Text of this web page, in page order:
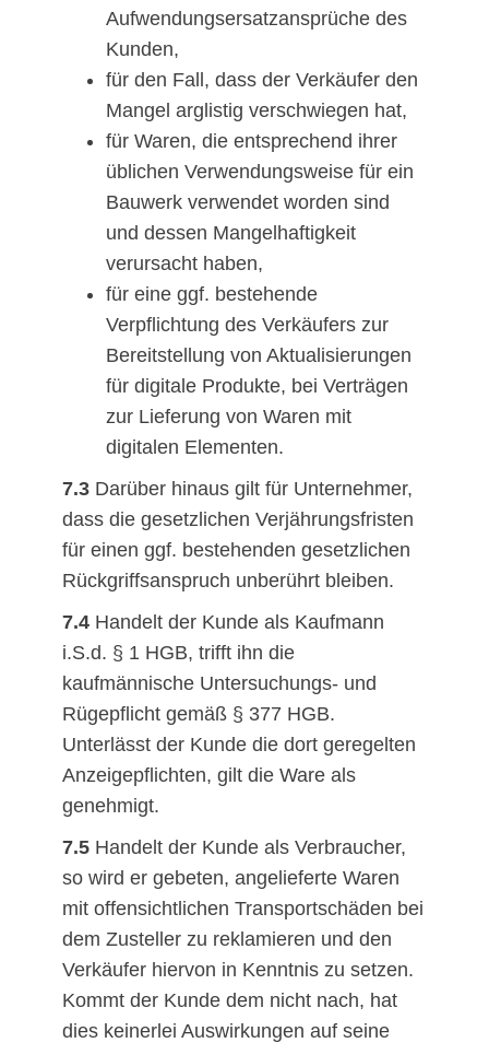
Aufwendungsersatzansprüche des
Kunden,
für den Fall, dass der Verkäufer den
Mangel arglistig verschwiegen hat,
für Waren, die entsprechend ihrer
üblichen Verwendungsweise für ein
Bauwerk verwendet worden sind
und dessen Mangelhaftigkeit
verursacht haben,
für eine ggf. bestehende
Verpflichtung des Verkäufers zur
Bereitstellung von Aktualisierungen
für digitale Produkte, bei Verträgen
zur Lieferung von Waren mit
digitalen Elementen.
7.3Darüber hinaus gilt für Unternehmer,
dass die gesetzlichen Verjährungsfristen
für einen ggf. bestehenden gesetzlichen
Rückgriffsanspruch unberührt bleiben.
7.4Handelt der Kunde als Kaufmann
i.S.d. § 1 HGB, trifft ihn die
kaufmännische Untersuchungs- und
Rügepflicht gemäß § 377 HGB.
Unterlässt der Kunde die dort geregelten
Anzeigepflichten, gilt die Ware als
genehmigt.
7.5Handelt der Kunde als Verbraucher,
so wird er gebeten, angelieferte Waren
mit offensichtlichen Transportschäden bei
dem Zusteller zu reklamieren und den
Verkäufer hiervon in Kenntnis zu setzen.
Kommt der Kunde dem nicht nach, hat
dies keinerlei Auswirkungen auf seine